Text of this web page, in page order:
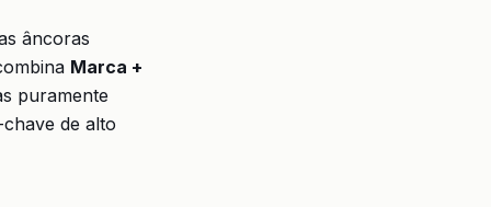
âncoras
Marca +
puramente
de alto